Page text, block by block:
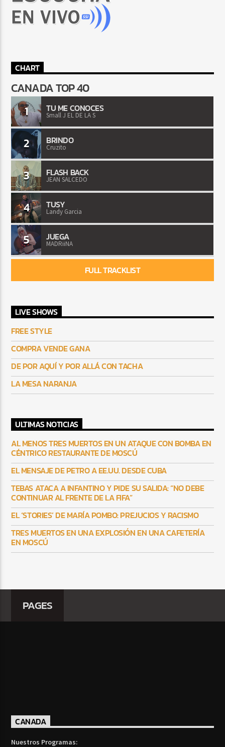
CHART
CANADA TOP 40
1 TU ME CONOCES
Small J EL DE LA S
2 BRINDO
Cruzito
3 FLASH BACK
JEAN SALCEDO
4 TUSY
Landy Garcia
5 JUEGA
MADRiiNA
FULL TRACKLIST
LIVE SHOWS
FREE STYLE
COMPRA VENDE GANA
DE POR AQUÍ Y POR ALLÁ CON TACHA
LA MESA NARANJA
ULTIMAS NOTICIAS
AL MENOS TRES MUERTOS EN UN ATAQUE CON BOMBA EN
CÉNTRICO RESTAURANTE DE MOSCÚ
EL MENSAJE DE PETRO A EE.UU. DESDE CUBA
TEBAS ATACA A INFANTINO Y PIDE SU SALIDA: “NO DEBE
CONTINUAR AL FRENTE DE LA FIFA”
EL ‘STORIES’ DE MARÍA POMBO: PREJUCIOS Y RACISMO
TRES MUERTOS EN UNA EXPLOSIÓN EN UNA CAFETERÍA
EN MOSCÚ
PAGES
CANADA
Nuestros Programas: